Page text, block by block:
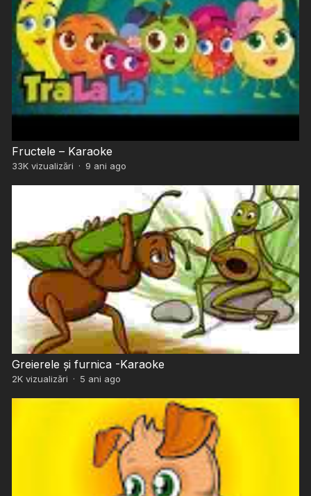
Fructele – Karaoke
33Kvizualizări · 9 ani ago
Greierele și furnica -Karaoke
2Kvizualizări · 5 ani ago